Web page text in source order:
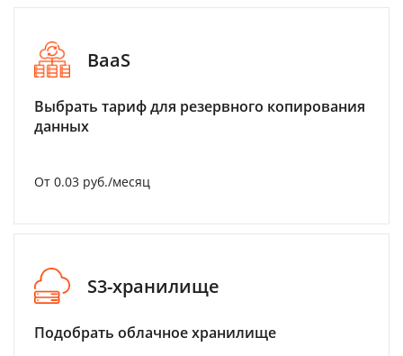
BaaS
Выбрать тариф для резервного копирования
данных
От 0.03 руб./месяц
S3-хранилище
Подобрать облачное хранилище